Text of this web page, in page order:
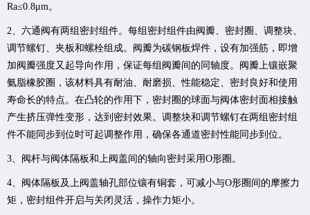
Ra≤0.8μm。
2、六通阀有两组密封组件。每组密封组件由阀瓣、密封圈、调整块、
调节螺钉、夹板和螺栓组成。阀瓣为碳钢板焊件，设有加强筋，即增
加阀瓣强度又起导向作用，保证每组阀瓣间的同轴度。阀瓣上镶嵌聚
氨脂橡胶圈，该材料具有耐油、耐磨损、性能稳定、密封良好和使用
寿命长的特点。在凸轮的作用下，密封圈的球面与阀体密封面相接触
产生挤压弹性变形，达到密封效果。调整块和调节螺钉在两组密封组
件不能同步到位时可起调整作用，确保各通道密封性能同步到位。
3、阀杆与阀体隔板和上阀盖间的轴向密封采用O形圈。
4、阀体隔板及上阀盖轴孔部位镶有铜套，可减小与O形圈间的摩擦力
矩，密封组件开启与关闭灵活，操作力矩小。